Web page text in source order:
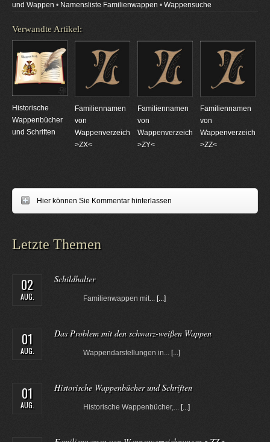
und Wappen • Namensliste Familienwappen • Wappensuche
Verwandte Artikel:
Historische
Wappenbücher
und Schriften
Familiennamen
von
Wappenverzeichnungen
>ZX<
Familiennamen
von
Wappenverzeichnungen
>ZY<
Familiennamen
von
>ZZ<
Hier können Sie Kommentar hinterlassen
Letzte Themen
02
AUG.
Schildhalter
Familienwappen mit... [...]
01
AUG.
Das Problem mit den schwarz-weißen Wappen
Wappendarstellungen in... [...]
01
AUG.
Historische Wappenbücher und Schriften
Historische Wappenbücher,... [...]